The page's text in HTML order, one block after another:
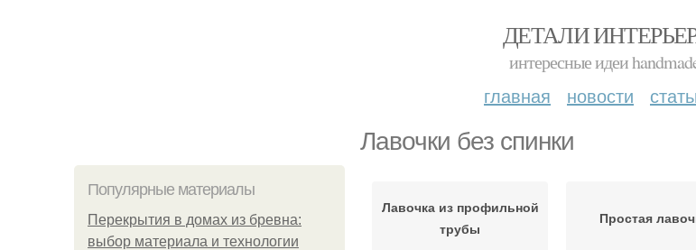
ДЕТАЛИ
интересные идеи
главная новости
Лавочки без спинки
Популярные материалы
Перекрытия в домах из бревна:
выбор материала и технологии
Лавочка из профильной
трубы
Простая